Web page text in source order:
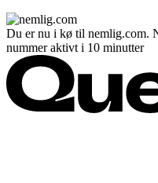
Du er nu i kø til nemlig.com.
nummer aktivt i 10 minutter